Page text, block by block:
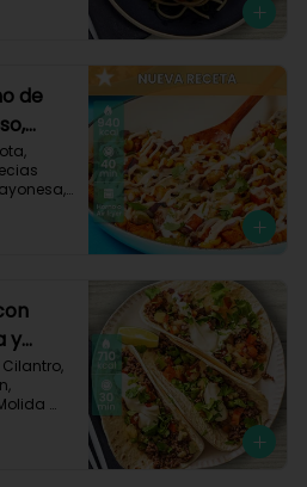
de
Res
y
Cilantro,